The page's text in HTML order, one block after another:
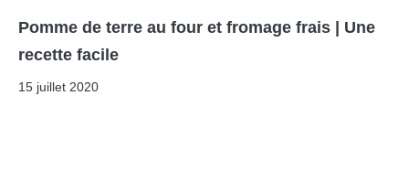
Pomme de terre au four et fromage frais | Une
recette facile
15 juillet 2020